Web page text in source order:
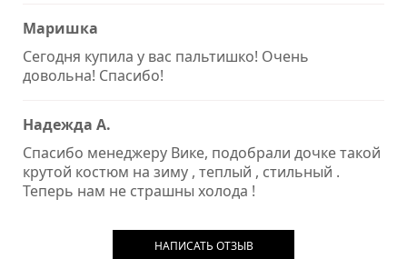
Маришка
Сегодня купила у вас пальтишко! Очень
довольна! Спасибо!
Надежда А.
Спасибо менеджеру Вике, подобрали дочке такой
крутой костюм на зиму , теплый , стильный .
Теперь нам не страшны холода !
НАПИСАТЬ ОТЗЫВ